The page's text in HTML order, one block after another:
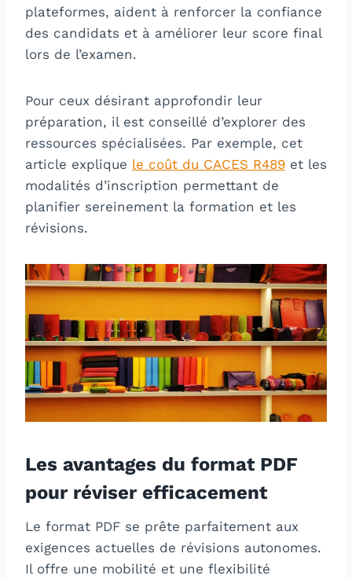
plateformes, aident à renforcer la confiance
des candidats et à améliorer leur score final
lors de l’examen.
Pour ceux désirant approfondir leur
préparation, il est conseillé d’explorer des
ressources spécialisées. Par exemple, cet
article explique le coût du CACES R489 et les
modalités d’inscription permettant de
planifier sereinement la formation et les
révisions.
Les avantages du format PDF
pour réviser efficacement
Le format PDF se prête parfaitement aux
exigences actuelles de révisions autonomes.
Il offre une mobilité et une flexibilité